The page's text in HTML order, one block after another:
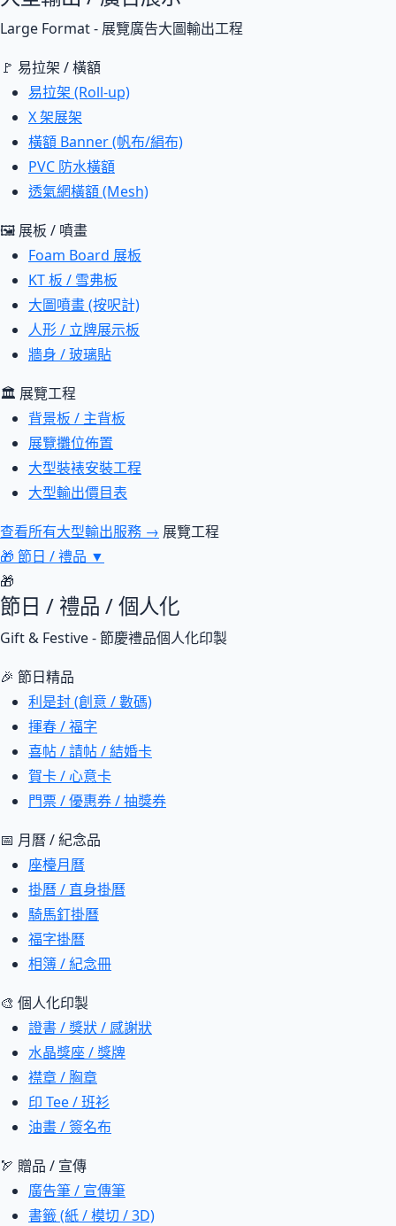
Large Format - 展覽廣告大圖輸出工程
🚩 易拉架 / 橫額
易拉架 (Roll-up)
X 架展架
橫額 Banner (帆布/絹布)
PVC 防水橫額
透氣網橫額 (Mesh)
🖼 展板 / 噴畫
Foam Board 展板
KT 板 / 雪弗板
大圖噴畫 (按呎計)
人形 / 立牌展示板
牆身 / 玻璃貼
🏛 展覽工程
背景板 / 主背板
展覽攤位佈置
大型裝裱安裝工程
大型輸出價目表
查看所有大型輸出服務 → 展覽工程
🎁 節日 / 禮品 ▼
🎁
節日 / 禮品 / 個人化
Gift & Festive - 節慶禮品個人化印製
🎉 節日精品
利是封 (創意 / 數碼)
揮春 / 福字
喜帖 / 請帖 / 結婚卡
賀卡 / 心意卡
門票 / 優惠券 / 抽獎券
📅 月曆 / 紀念品
座檯月曆
掛曆 / 直身掛曆
騎馬釘掛曆
福字掛曆
相簿 / 紀念冊
🎨 個人化印製
證書 / 獎狀 / 感謝狀
水晶獎座 / 獎牌
襟章 / 胸章
印 Tee / 班衫
油畫 / 簽名布
🏹 贈品 / 宣傳
廣告筆 / 宣傳筆
書籤 (紙 / 模切 / 3D)